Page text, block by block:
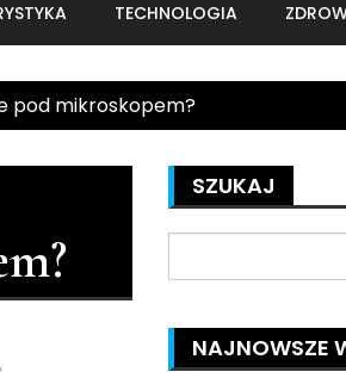
TECHNOLOGIA
pod mikroskopem?
SZUKAJ
for:
NAJNOWSZE